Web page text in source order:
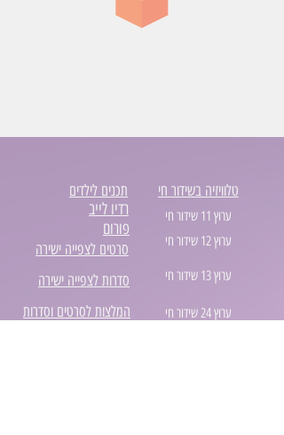
תכנים לילדים
רדיו לייב
פורום
סרטים לצפייה ישירה
סדרות לצפייה ישירה
המלצות לסרטים וסדרות
טלוויזיה בשידור חי
ערוץ 11 שידור חי
ערוץ 12 שידור חי
ערוץ 13 שידור חי
ערוץ 24 שידור חי